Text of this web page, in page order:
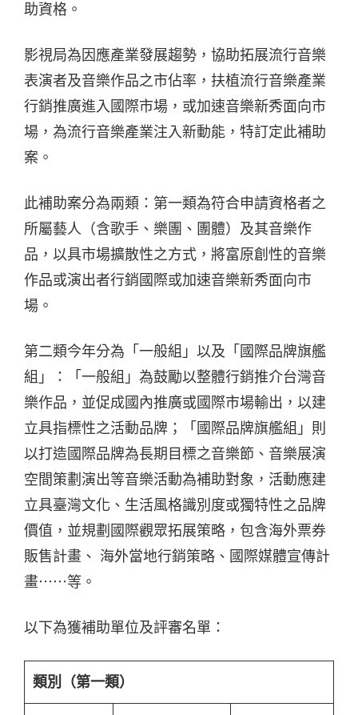
助資格。
影視局為因應產業發展趨勢，協助拓展流行音樂
表演者及音樂作品之市佔率，扶植流行音樂產業
行銷推廣進入國際市場，或加速音樂新秀面向市
場，為流行音樂產業注入新動能，特訂定此補助
案。
此補助案分為兩類：第一類為符合申請資格者之
所屬藝人（含歌手、樂團、團體）及其音樂作
品，以具市場擴散性之方式，將富原創性的音樂
作品或演出者行銷國際或加速音樂新秀面向市
場。
第二類今年分為「一般組」以及「國際品牌旗艦
組」：「一般組」為鼓勵以整體行銷推介台灣音
樂作品，並促成國內推廣或國際市場輸出，以建
立具指標性之活動品牌；「國際品牌旗艦組」則
以打造國際品牌為長期目標之音樂節、音樂展演
空間策劃演出等音樂活動為補助對象，活動應建
立具臺灣文化、生活風格識別度或獨特性之品牌
價值，並規劃國際觀眾拓展策略，包含海外票券
販售計畫、 海外當地行銷策略、國際媒體宣傳計
畫⋯⋯等。
以下為獲補助單位及評審名單：
類別（第一類）